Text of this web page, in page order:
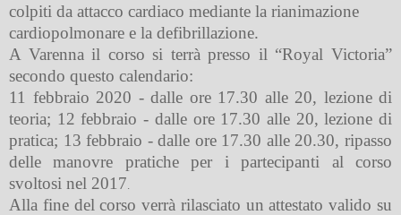
colpiti da attacco cardiaco mediante la rianimazione
cardiopolmonare e la defibrillazione.
A Varenna il corsosi terrà presso il “Royal Victoria”
secondo questo calendario:
11 febbraio 2020 - dalle ore 17.30 alle 20, lezione di
teoria; 12 febbraio - dalle ore 17.30 alle 20, lezione di
pratica; 13 febbraio - dalle ore 17.30 alle 20.30, ripasso
delle manovre pratiche per i partecipanti al corso
svoltosi nel 2017
Alla fine del corso verrà rilasciato un attestato valido su